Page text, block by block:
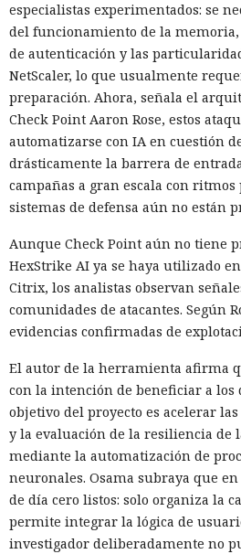
especialistas experimentados: se
del funcionamiento de la memoria,
de autenticación y las
NetScaler, lo que usualmente
preparación. Ahora, señala el
Check Point Aaron Rose, estos
automatizarse con IA en cuestión
drásticamente la barrera de
campañas a gran escala con ritmos
sistemas de defensa aún no están
Aunque Check Point aún no tiene
HexStrike AI ya se haya utilizado
Citrix, los analistas observan
comunidades de atacantes. Según
evidencias confirmadas de
El autor de la herramienta afirma
con la intención de beneficiar a los
objetivo del proyecto es acelerar
y la evaluación de la resiliencia de
mediante la automatización de
neuronales. Osama subraya que
de día cero listos: solo organiza la
permite integrar la lógica de
investigador deliberadamente no